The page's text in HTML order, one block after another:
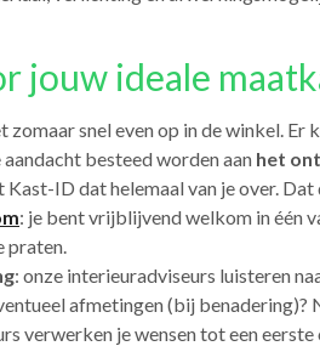
jouw ideale
zomaar snel even op in de winkel.
besteed worden aan het
Kast-ID dat helemaal van je over.
: je bent vrijblijvend welkom in één
praten.
: onze interieuradviseurs luisteren
afmetingen (bij benadering)?
verwerken je wensen tot een